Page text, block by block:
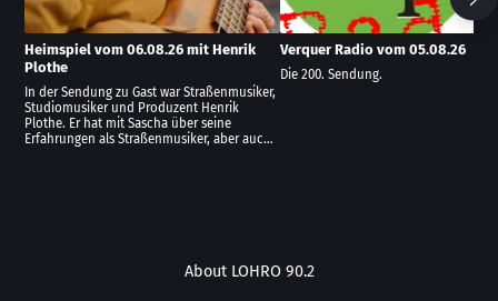
Heimspiel vom 06.08.26 mit Henrik
Plothe
In der Sendung zu Gast war Straßenmusiker,
Studiomusiker und Produzent Henrik
Plothe. Er hat mit Sascha über seine
Erfahrungen als Straßenmusiker, aber auc…
Verquer Radio vom 05.08.26
Die 200. Sendung.
About LOHRO 90.2